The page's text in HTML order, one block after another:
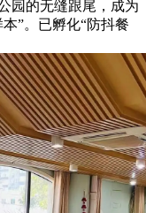
园的无缝跟尾，成为
”。已孵化“防抖餐